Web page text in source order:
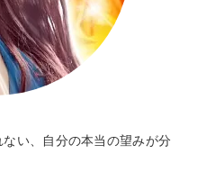
ない、自分の本当の望みが分